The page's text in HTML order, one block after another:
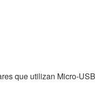
que utilizan Micro-